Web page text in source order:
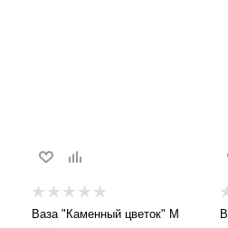
Ваза "Каменный цветок" M